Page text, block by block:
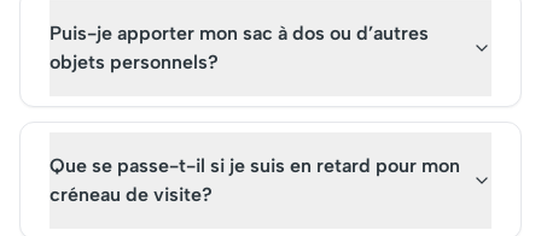
Puis-je apporter mon sac à dos ou d’autres
objets personnels?
Que se passe-t-il si je suis en retard pour mon
créneau de visite?